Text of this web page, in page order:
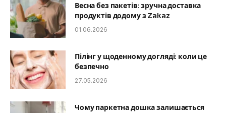
Весна без пакетів: зручна доставка
продуктів додому з Zakaz
01.06.2026
Пілінг у щоденному догляді: коли це
безпечно
27.05.2026
Чому паркетна дошка залишається